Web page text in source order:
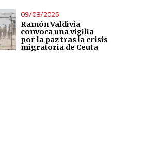
09/08/2026
Ramón Valdivia
convoca una vigilia
por la paz tras la crisis
migratoria de Ceuta